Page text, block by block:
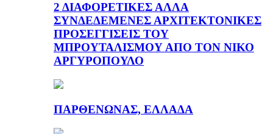
2 ΔΙΑΦΟΡΕΤΙΚΕΣ ΑΛΛΑ
ΣΥΝΔΕΔΕΜΕΝΕΣ ΑΡΧΙΤΕΚΤΟΝΙΚΕΣ
ΠΡΟΣΕΓΓΙΣΕΙΣ ΤΟΥ
ΜΠΡΟΥΤΑΛΙΣΜΟΥ ΑΠΟ ΤΟΝ ΝΙΚΟ
ΑΡΓΥΡΟΠΟΥΛΟ
ΠΑΡΘΕΝΩΝΑΣ, ΕΛΛΑΔΑ